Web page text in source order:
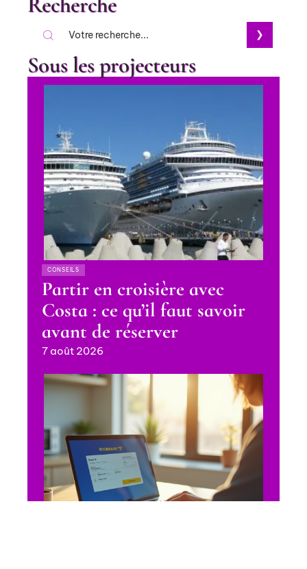
Sous les projecteurs
CONSEILS
Partir en croisière avec
Costa : ce qu’il faut savoir
avant de réserver
7 août 2026